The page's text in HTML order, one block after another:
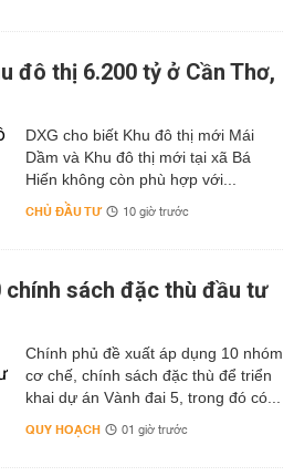
đô thị 6.200 tỷ ở Cần Thơ,
DXG cho biết Khu đô thị mới Mái
Dầm và Khu đô thị mới tại xã Bá
Hiến không còn phù hợp với...
CHỦ ĐẦU TƯ 10 giờ trước
chính sách đặc thù đầu tư
Chính phủ đề xuất áp dụng 10 nhóm
cơ chế, chính sách đặc thù để triển
khai dự án Vành đai 5, trong đó có...
QUY HOẠCH 01 giờ trước